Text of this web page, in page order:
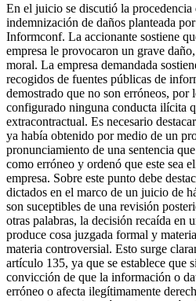
En el juicio se discutió la procedencia
indemnización de daños planteada
Informconf. La accionante sostiene
empresa le provocaron un grave
moral. La empresa demandada
recogidos de fuentes públicas de
demostrado que no son erróneos, por
configurado ninguna conducta ilícita
extracontractual. Es necesario
ya había obtenido por medio de un
pronunciamiento de una sentencia
como erróneo y ordenó que este sea
empresa. Sobre este punto debe
dictados en el marco de un juicio de
son suceptibles de una revisión
otras palabras, la decisión recaída en
produce cosa juzgada formal y
materia controversial. Esto surge
artículo 135, ya que se establece que
convicción de que la información o
erróneo o afecta ilegítimamente